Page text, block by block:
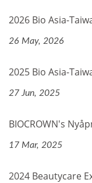
2026 Bio Asia-
26 May, 2026
2025 Bio Asia-
27 Jun, 2025
BIOCROWN's
17 Mar, 2025
2024 Beautycare